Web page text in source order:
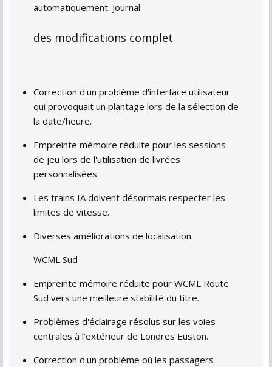
automatiquement. Journal
des modifications complet
Correction d'un problème d'interface utilisateur
qui provoquait un plantage lors de la sélection de
la date/heure.
Empreinte mémoire réduite pour les sessions
de jeu lors de l'utilisation de livrées
personnalisées
Les trains IA doivent désormais respecter les
limites de vitesse.
Diverses améliorations de localisation.
WCML Sud
Empreinte mémoire réduite pour WCML Route
Sud vers une meilleure stabilité du titre.
Problèmes d'éclairage résolus sur les voies
centrales à l'extérieur de Londres Euston.
Correction d'un problème où les passagers